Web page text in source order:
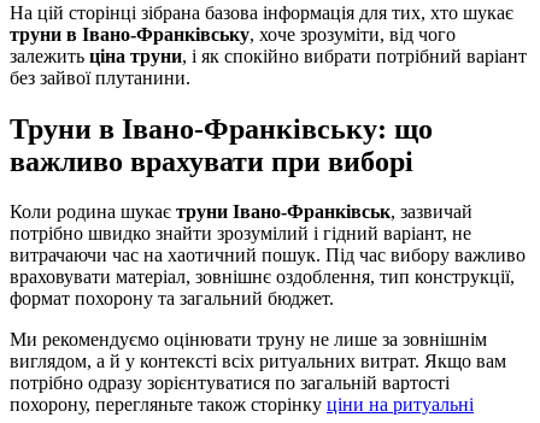
На цій сторінці зібрана базова інформація для тих, хто шукає
труни в Івано-Франківську, хоче зрозуміти, від чого
залежить ціна труни, і як спокійно вибрати потрібний варіант
без зайвої плутанини.
Труни в Івано-Франківську: що
важливо врахувати при виборі
Коли родина шукає труни Івано-Франківськ, зазвичай
потрібно швидко знайти зрозумілий і гідний варіант, не
витрачаючи час на хаотичний пошук. Під час вибору важливо
враховувати матеріал, зовнішнє оздоблення, тип конструкції,
формат похорону та загальний бюджет.
Ми рекомендуємо оцінювати труну не лише за зовнішнім
виглядом, а й у контексті всіх ритуальних витрат. Якщо вам
потрібно одразу зорієнтуватися по загальній вартості
похорону, перегляньте також сторінку ціни на ритуальні